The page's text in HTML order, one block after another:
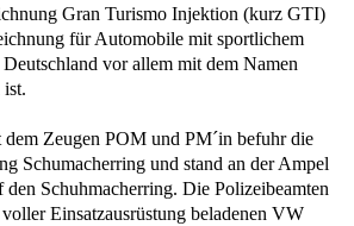
Gran Turismo Injektion (kurz GTI)
für Automobile mit sportlichem
vor allem mit dem Namen
Zeugen POM und PM´in befuhr die
Schumacherring und stand an der Ampel
Schuhmacherring. Die Polizeibeamten
Einsatzausrüstung beladenen VW